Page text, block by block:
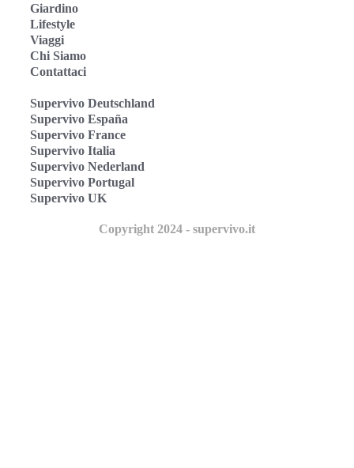
Giardino
Lifestyle
Viaggi
Chi Siamo
Contattaci
Supervivo Deutschland
Supervivo España
Supervivo France
Supervivo Italia
Supervivo Nederland
Supervivo Portugal
Supervivo UK
Copyright 2024 - supervivo.it